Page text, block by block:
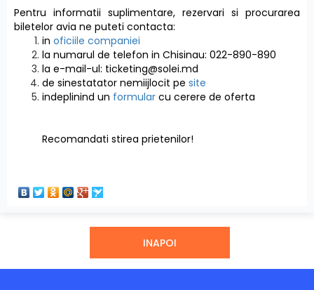
Pentru informatii suplimentare, rezervari si procurarea
biletelor avia ne puteti contacta:
in oficiile companiei
la numarul de telefon in Chisinau: 022-890-890
la e-mail-ul: ticketing@solei.md
de sinestatator nemiijlocit pe site
indeplinind un formular cu cerere de oferta
Recomandati stirea prietenilor!
INAPOI